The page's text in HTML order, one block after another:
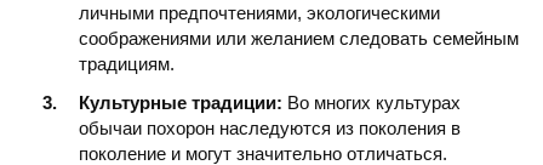
личными предпочтениями, экологическими
соображениями или желанием следовать семейным
традициям.
Культурные традиции: Во многих культурах
обычаи похорон наследуются из поколения в
поколение и могут значительно отличаться.